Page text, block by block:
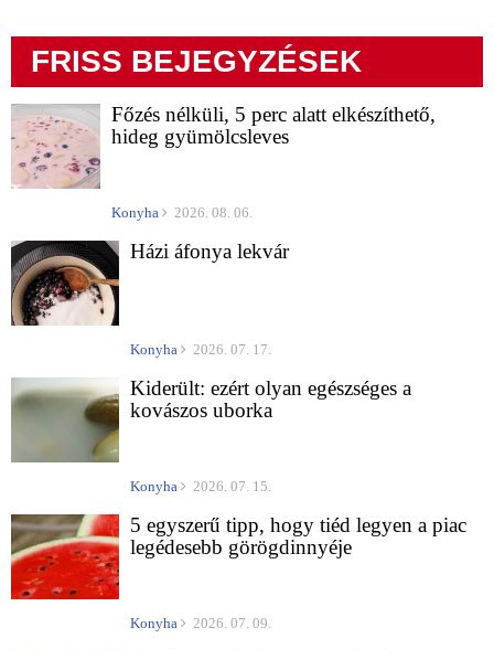
FRISS BEJEGYZÉSEK
Főzés nélküli, 5 perc alatt elkészíthető,
hideg gyümölcsleves
Konyha 2026. 08. 06.
Házi áfonya lekvár
Konyha 2026. 07. 17.
Kiderült: ezért olyan egészséges a
kovászos uborka
Konyha 2026. 07. 15.
5 egyszerű tipp, hogy tiéd legyen a piac
legédesebb görögdinnyéje
Konyha 2026. 07. 09.